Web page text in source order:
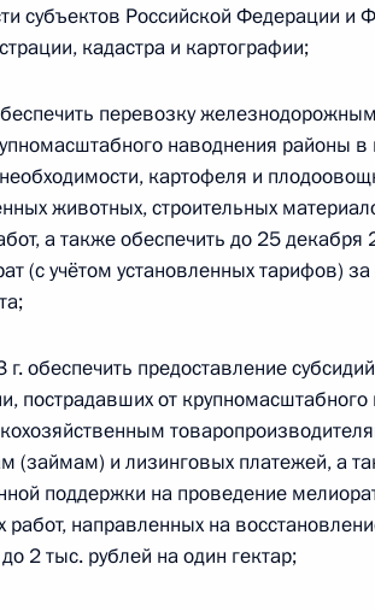
Президента в Республике
комитета сторонников
Республики Саха
субъектов Российской Федерации и
кадастра и картографии;
перевозку
наводнения районы
картофеля и
животных, строительных
а также обеспечить до 25
(с учётом установленных тарифов) за
обеспечить предоставление
пострадавших от
(займам) и лизинговых платежей, а
поддержки на проведение
работ, направленных на
2 тыс. рублей на один гектар;